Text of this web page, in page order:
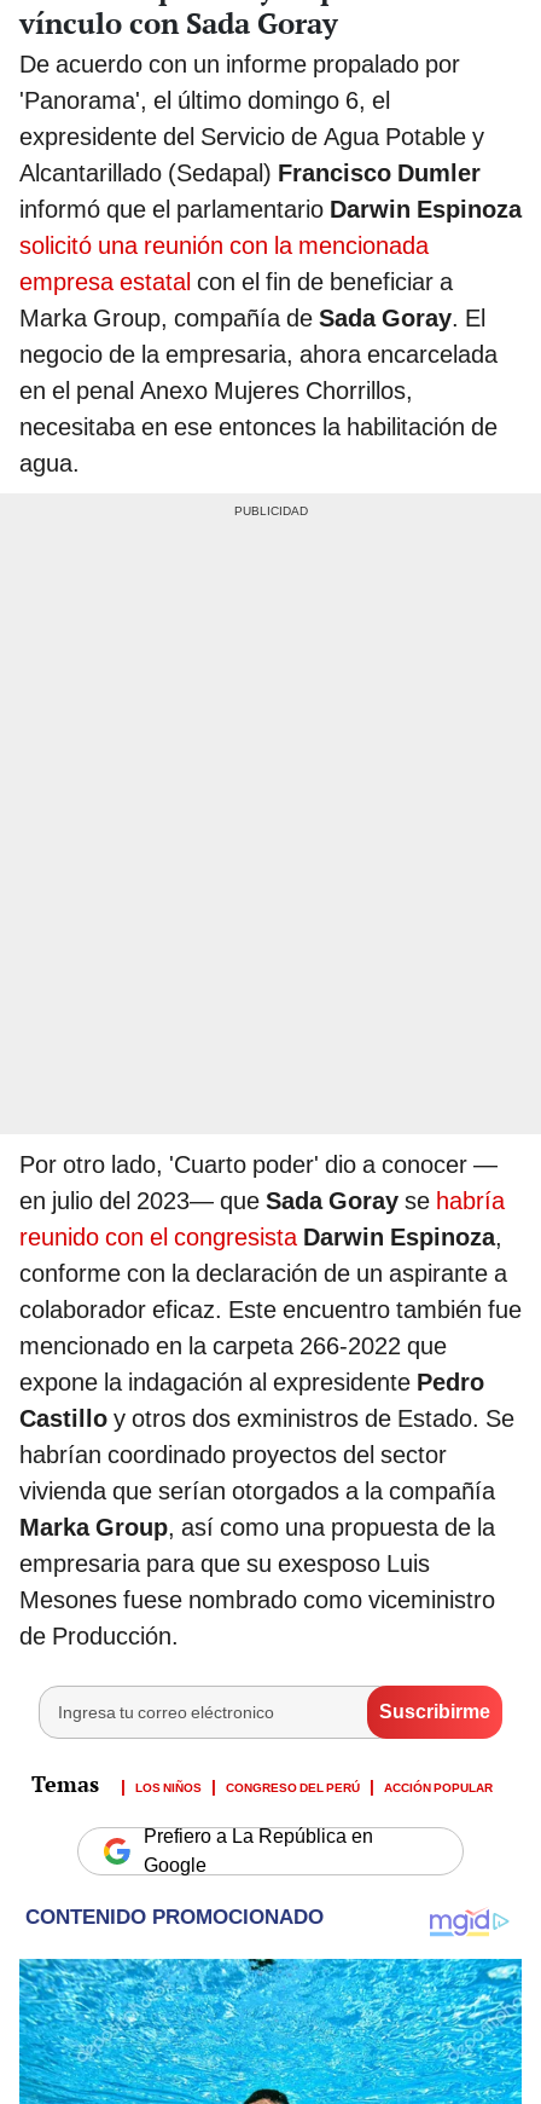
vínculo con Sada Goray
De acuerdo con un informe propalado por
'Panorama', el último domingo 6, el
expresidente del Servicio de Agua Potable y
Alcantarillado (Sedapal) Francisco Dumler
informó que el parlamentario Darwin Espinoza
solicitó una reunión con la mencionada
empresa estatal con el fin de beneficiar a
Marka Group, compañía de Sada Goray. El
negocio de la empresaria, ahora encarcelada
en el penal Anexo Mujeres Chorrillos,
necesitaba en ese entonces la habilitación de
agua.
Por otro lado, 'Cuarto poder' dio a conocer —
en julio del 2023— que Sada Goray se habría
reunido con el congresista Darwin Espinoza,
conforme con la declaración de un aspirante a
colaborador eficaz. Este encuentro también fue
mencionado en la carpeta 266-2022 que
expone la indagación al expresidente Pedro
Castillo y otros dos exministros de Estado. Se
habrían coordinado proyectos del sector
vivienda que serían otorgados a la compañía
Marka Group, así como una propuesta de la
empresaria para que su exesposo Luis
Mesones fuese nombrado como viceministro
de Producción.
LOS NIÑOS CONGRESO DEL PERÚ ACCIÓN POPULAR
Prefiero a La República en
Google